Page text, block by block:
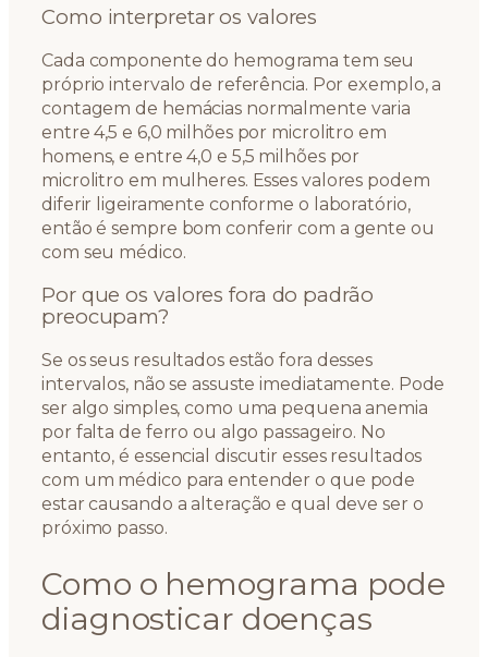
Como interpretar os valores
Cada componente do hemograma tem seu
próprio intervalo de referência. Por exemplo, a
contagem de hemácias normalmente varia
entre 4,5 e 6,0 milhões por microlitro em
homens, e entre 4,0 e 5,5 milhões por
microlitro em mulheres. Esses valores podem
diferir ligeiramente conforme o laboratório,
então é sempre bom conferir com a gente ou
com seu médico.
Por que os valores fora do padrão
preocupam?
Se os seus resultados estão fora desses
intervalos, não se assuste imediatamente. Pode
ser algo simples, como uma pequena anemia
por falta de ferro ou algo passageiro. No
entanto, é essencial discutir esses resultados
com um médico para entender o que pode
estar causando a alteração e qual deve ser o
próximo passo.
Como o hemograma pode
diagnosticar doenças